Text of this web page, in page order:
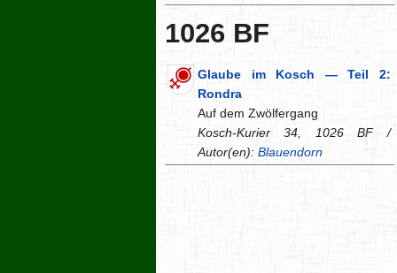
1026 BF
Glaube im Kosch — Teil 2:
Rondra
Auf dem Zwölfergang
Kosch-Kurier 34, 1026 BF /
Autor(en): Blauendorn